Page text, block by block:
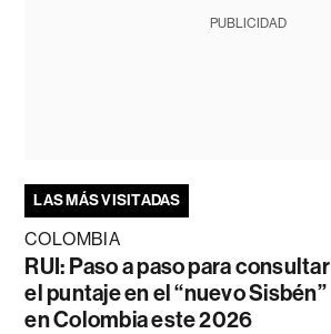
PUBLICIDAD
LAS MÁS VISITADAS
COLOMBIA
RUI: Paso a paso para consultar
el puntaje en el “nuevo Sisbén”
en Colombia este 2026